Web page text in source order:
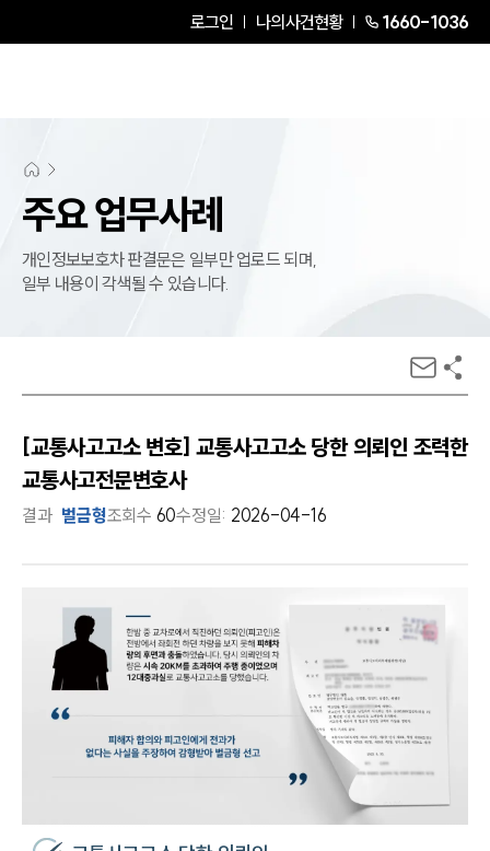
로그인 나의사건현황 1660-1036
주요 업무사례
개인정보보호차 판결문은 일부만 업로드 되며,
일부 내용이 각색될 수 있습니다.
[교통사고고소 변호] 교통사고고소 당한 의뢰인 조력한
교통사고전문변호사
결과 벌금형조회수 60수정일: 2026-04-16